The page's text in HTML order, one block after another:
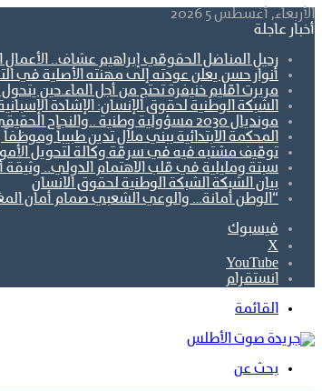
الأربعاء, أغسطس 5 2026
أخبار عاجلة
رحيل المناضل الحقوقي إبراهيم عشاف..
أنوار حسن يعلن عودته إلى مهنته الأصلية في
مريرت اقليم خنيفرة تحتج من أجل الماء.حين
الشبكة الوطنية لحقوق الإنسان: الإشادة
مونديال 2030 مسؤولية وطنية ..والنجاح الحقيقي يبدأ من تحصين الجبهة الاجتماعية.
المحكمة الابتدائية ببني ملال تدين طبيباً
توقيف مشتبه فيه في سرقة وكالة لتحويل
سبتة ومليلية في قلب الاهتمام الدولي.. وثيقة
بيان الشبكة الشبكة الوطنية لحقوق الانسان
“الوطن أمانة… والوعي الشعبي صمام أمان
فيسبوك
‫X
‫YouTube
انستقرام
القائمة
بحث عن